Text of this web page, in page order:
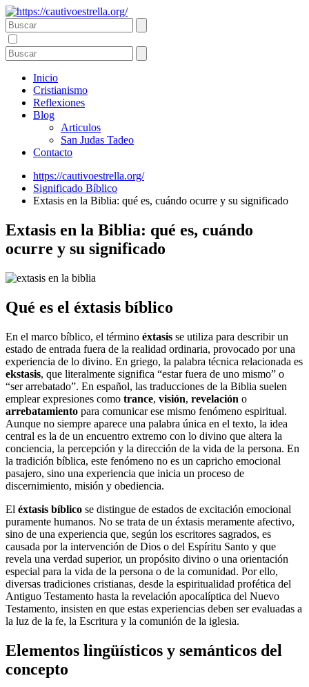
Inicio
Cristianismo
Reflexiones
Blog
Articulos
San Judas Tadeo
Contacto
https://cautivoestrella.org/
Significado Bíblico
Extasis en la Biblia: qué es, cuándo ocurre y su significado
Extasis en la Biblia: qué es, cuándo
ocurre y su significado
Qué es el éxtasis bíblico
En el marco bíblico, el término éxtasis se utiliza para describir un
estado de entrada fuera de la realidad ordinaria, provocado por una
experiencia de lo divino. En griego, la palabra técnica relacionada es
ekstasis, que literalmente significa “estar fuera de uno mismo” o
“ser arrebatado”. En español, las traducciones de la Biblia suelen
emplear expresiones como trance, visión, revelación o
arrebatamiento para comunicar ese mismo fenómeno espiritual.
Aunque no siempre aparece una palabra única en el texto, la idea
central es la de un encuentro extremo con lo divino que altera la
conciencia, la percepción y la dirección de la vida de la persona. En
la tradición bíblica, este fenómeno no es un capricho emocional
pasajero, sino una experiencia que inicia un proceso de
discernimiento, misión y obediencia.
El éxtasis bíblico se distingue de estados de excitación emocional
puramente humanos. No se trata de un éxtasis meramente afectivo,
sino de una experiencia que, según los escritores sagrados, es
causada por la intervención de Dios o del Espíritu Santo y que
revela una verdad superior, un propósito divino o una orientación
especial para la vida de la persona o de la comunidad. Por ello,
diversas tradiciones cristianas, desde la espiritualidad profética del
Antiguo Testamento hasta la revelación apocalíptica del Nuevo
Testamento, insisten en que estas experiencias deben ser evaluadas a
la luz de la fe, la Escritura y la comunión de la iglesia.
Elementos lingüísticos y semánticos del
concepto